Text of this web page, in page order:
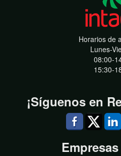
Horarios de
Lunes-
08:00-
15:30-
¡Síguenos en